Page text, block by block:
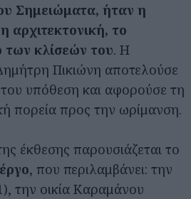
Σημειώματα, ήταν η
αρχιτεκτονική, το
των κλίσεών του. Η
Πικιώνη αποτελούσε
υπόθεση και αφορούσε τη
πορεία προς την ωρίμανση.
έκθεσης παρουσιάζεται το
, που περιλαμβάνει: την
την οικία Καραμάνου